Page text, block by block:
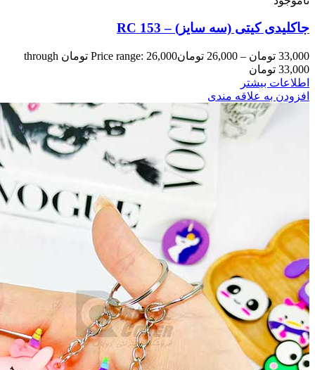
Price range: 26,000 تومان through